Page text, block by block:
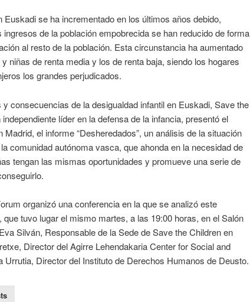
Euskadi se ha incrementado en los últimos años debido,
ingresos de la población empobrecida se han reducido de forma
al resto de la población. Esta circunstancia ha aumentado
niñas de renta media y los de renta baja, siendo los hogares
los grandes perjudicados.
consecuencias de la desigualdad infantil en Euskadi, Save the
líder en la defensa de la infancia, presentó el
Madrid, el informe “Desheredados”, un análisis de la situación
comunidad autónoma vasca, que ahonda en la necesidad de
tengan las mismas oportunidades y promueve una serie de
organizó una conferencia en la que se analizó este
que tuvo lugar el mismo martes, a las 19:00 horas, en el Salón
Silván, Responsable de la Sede de Save the Children en
Director del Agirre Lehendakaria Center for Social and
Urrutia, Director del Instituto de Derechos Humanos de Deusto.